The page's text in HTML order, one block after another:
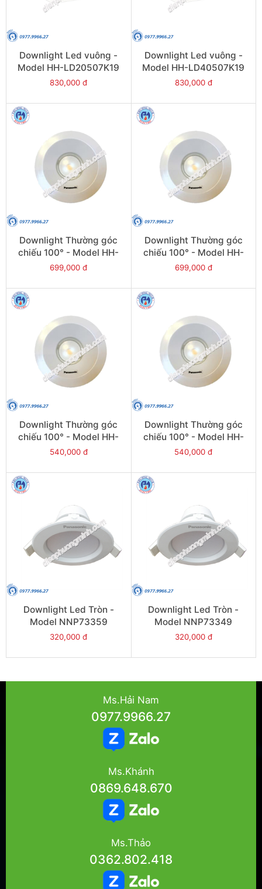
Downlight Led vuông -
Model HH-LD20507K19
830,000 đ
Downlight Led vuông -
Model HH-LD40507K19
830,000 đ
Downlight Thường góc
chiếu 100° - Model HH-
LD20701K19
699,000 đ
Downlight Thường góc
chiếu 100° - Model HH-
LD40701K19
699,000 đ
Downlight Thường góc
chiếu 100° - Model HH-
LD20501K19
540,000 đ
Downlight Thường góc
chiếu 100° - Model HH-
LD40501K19
540,000 đ
Downlight Led Tròn -
Model NNP73359
320,000 đ
Downlight Led Tròn -
Model NNP73349
320,000 đ
Ms.Hải Nam
0977.9966.27
Ms.Khánh
0869.648.670
Ms.Thảo
0362.802.418